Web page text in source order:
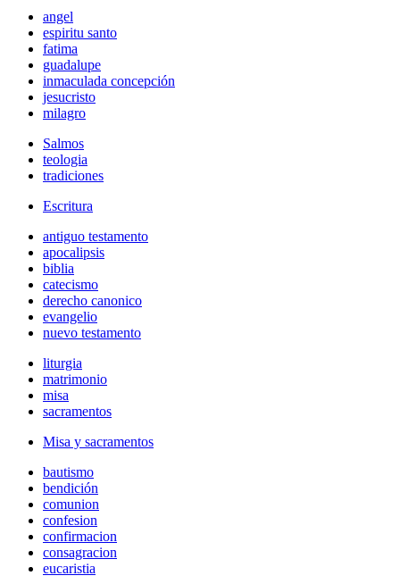
angel
espiritu santo
fatima
guadalupe
inmaculada concepción
jesucristo
milagro
Salmos
teologia
tradiciones
Escritura
antiguo testamento
apocalipsis
biblia
catecismo
derecho canonico
evangelio
nuevo testamento
liturgia
matrimonio
misa
sacramentos
Misa y sacramentos
bautismo
bendición
comunion
confesion
confirmacion
consagracion
eucaristia